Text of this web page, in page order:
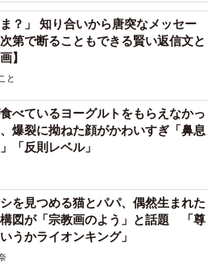
ま？」 知り合いから唐突なメッセー
第で断ることもできる賢い返信文と
】
と
べているヨーグルトをもらえなかっ
爆裂に拗ねた顔がかわいすぎ「鼻息
「反則レベル」
を見つめる猫とパパ、偶然生まれた
図が「宗教画のよう」と話題 「尊
うかライオンキング」